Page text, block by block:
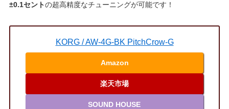
±0.1セントの超高精度なチューニングが可能です！
KORG / AW-4G-BK PitchCrow-G
Amazon
楽天市場
SOUND HOUSE